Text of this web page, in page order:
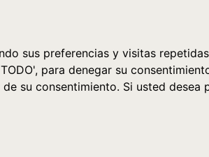
sus preferencias y visitas
para denegar su
su consentimiento. Si usted desea